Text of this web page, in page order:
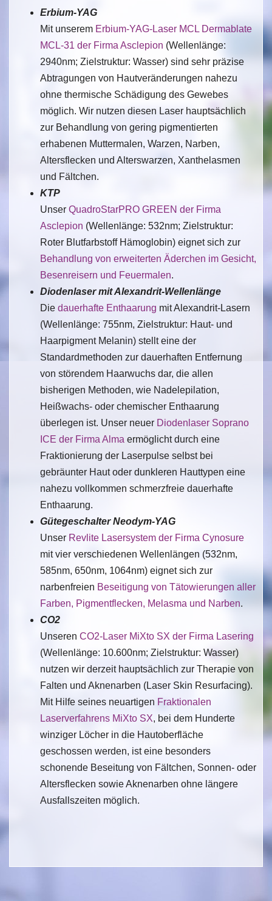
Erbium-YAG
Mit unserem Erbium-YAG-Laser MCL Dermablate
MCL-31 der Firma Asclepion (Wellenlänge:
2940nm; Zielstruktur: Wasser) sind sehr präzise
Abtragungen von Hautveränderungen nahezu
ohne thermische Schädigung des Gewebes
möglich. Wir nutzen diesen Laser hauptsächlich
zur Behandlung von gering pigmentierten
erhabenen Muttermalen, Warzen, Narben,
Altersflecken und Alterswarzen, Xanthelasmen
und Fältchen.
KTP
Unser QuadroStarPRO GREEN der Firma
Asclepion (Wellenlänge: 532nm; Zielstruktur:
Roter Blutfarbstoff Hämoglobin) eignet sich zur
Behandlung von erweiterten Äderchen im Gesicht,
Besenreisern und Feuermalen.
Diodenlaser mit Alexandrit-Wellenlänge
Die dauerhafte Enthaarung mit Alexandrit-Lasern
(Wellenlänge: 755nm, Zielstruktur: Haut- und
Haarpigment Melanin) stellt eine der
Standardmethoden zur dauerhaften Entfernung
von störendem Haarwuchs dar, die allen
bisherigen Methoden, wie Nadelepilation,
Heißwachs- oder chemischer Enthaarung
überlegen ist. Unser neuer Diodenlaser Soprano
ICE der Firma Alma ermöglicht durch eine
Fraktionierung der Laserpulse selbst bei
gebräunter Haut oder dunkleren Hauttypen eine
nahezu vollkommen schmerzfreie dauerhafte
Enthaarung.
Gütegeschalter Neodym-YAG
Unser Revlite Lasersystem der Firma Cynosure
mit vier verschiedenen Wellenlängen (532nm,
585nm, 650nm, 1064nm) eignet sich zur
narbenfreien Beseitigung von Tätowierungen aller
Farben, Pigmentflecken, Melasma und Narben.
CO2
Unseren CO2-Laser MiXto SX der Firma Lasering
(Wellenlänge: 10.600nm; Zielstruktur: Wasser)
nutzen wir derzeit hauptsächlich zur Therapie von
Falten und Aknenarben (Laser Skin Resurfacing).
Mit Hilfe seines neuartigen Fraktionalen
Laserverfahrens MiXto SX, bei dem Hunderte
winziger Löcher in die Hautoberfläche
geschossen werden, ist eine besonders
schonende Beseitung von Fältchen, Sonnen- oder
Altersflecken sowie Aknenarben ohne längere
Ausfallszeiten möglich.